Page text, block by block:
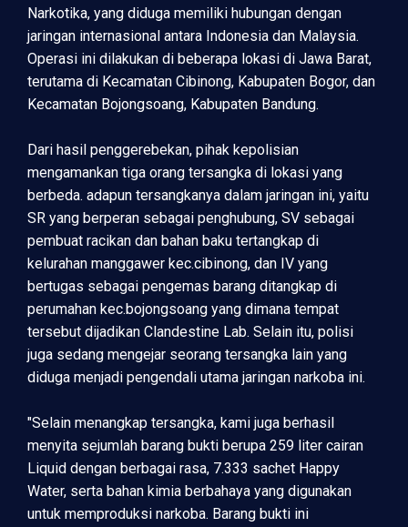
Narkotika, yang diduga memiliki hubungan dengan
jaringan internasional antara Indonesia dan Malaysia.
Operasi ini dilakukan di beberapa lokasi di Jawa Barat,
terutama di Kecamatan Cibinong, Kabupaten Bogor, dan
Kecamatan Bojongsoang, Kabupaten Bandung.
Dari hasil penggerebekan, pihak kepolisian
mengamankan tiga orang tersangka di lokasi yang
berbeda. adapun tersangkanya dalam jaringan ini, yaitu
SR yang berperan sebagai penghubung, SV sebagai
pembuat racikan dan bahan baku tertangkap di
kelurahan manggawer kec.cibinong, dan IV yang
bertugas sebagai pengemas barang ditangkap di
perumahan kec.bojongsoang yang dimana tempat
tersebut dijadikan Clandestine Lab. Selain itu, polisi
juga sedang mengejar seorang tersangka lain yang
diduga menjadi pengendali utama jaringan narkoba ini.
"Selain menangkap tersangka, kami juga berhasil
menyita sejumlah barang bukti berupa 259 liter cairan
Liquid dengan berbagai rasa, 7.333 sachet Happy
Water, serta bahan kimia berbahaya yang digunakan
untuk memproduksi narkoba. Barang bukti ini